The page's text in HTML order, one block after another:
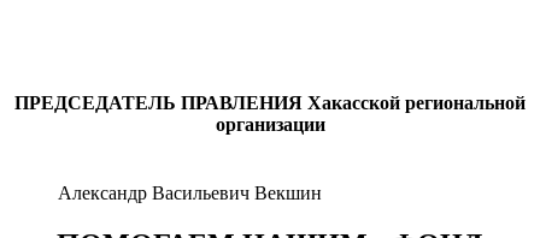
ПРЕДСЕДАТЕЛЬ ПРАВЛЕНИЯ Хакасской региональной
организации
Александр Васильевич Векшин